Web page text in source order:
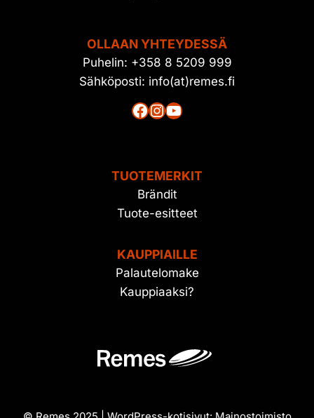
OLLAAN YHTEYDESSÄ
Puhelin: +358 8 5209 999
Sähköposti: info(at)remes.fi
Facebook
Instagram
YouTube
TUOTEMERKIT
Brändit
Tuote-esitteet
KAUPPIAILLE
Palautelomake
Kauppiaaksi?